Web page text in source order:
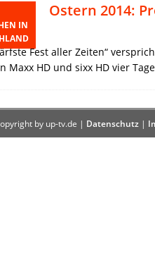
IN
Ostern 2014:
2014
Fest aller Zeiten“
Maxx HD und sixx HD vier
by up-tv.de | Datenschutz |